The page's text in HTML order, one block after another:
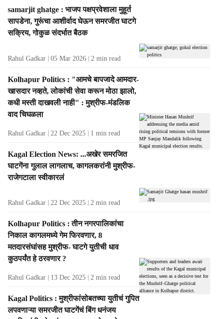
samarjit ghatge : भाजप पक्षप्रवेशाला मुहूर्त
सापडेना, गुरूंचा आशीर्वाद घेऊन समरजीत घाटगे
सक्रिय, गोकुळ संदर्भात बैठक
Rahul Gadkar 05 Mar 2026 2 min read
Kolhapur Politics : "आमचे बापजादे आमदार-
खासदार नव्हते, लोकांची सेवा करून मोठा झालो,
कधी मस्ती दाखवली नाही" : मुश्रीफ-मंडलिक
वाद चिघळला
Rahul Gadkar 22 Dec 2025 1 min read
Kagal Election News: ...अखेर समरजित
घाटगेंना गुलाल लागलाच, कागलकरांनी मुश्रीफ-
राजेगटाला स्वीकारलं
Rahul Gadkar 22 Dec 2025 2 min read
Kolhapur Politics : तीन नगरपालिकांचा
निकाल कागलमध्ये गेम फिरवणार, 8
मतदारसंघांसह मुश्रीफ- घाटगे युतीची धाव
कुठपर्यंत हे ठरवणार ?
Rahul Gadkar 13 Dec 2025 2 min read
Kagal Politics : मुश्रीफांसोबतच्या युतीचं गुपित
लपवणाऱ्या समरजीत घाटगेंचं बिंग धनंजय